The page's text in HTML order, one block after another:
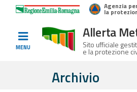
Home
Informati e
Logo Regione Emilia-Romagna
Agenzia
la
MENU
Allerta
Sito ufficiale
e la protezione
Archivio